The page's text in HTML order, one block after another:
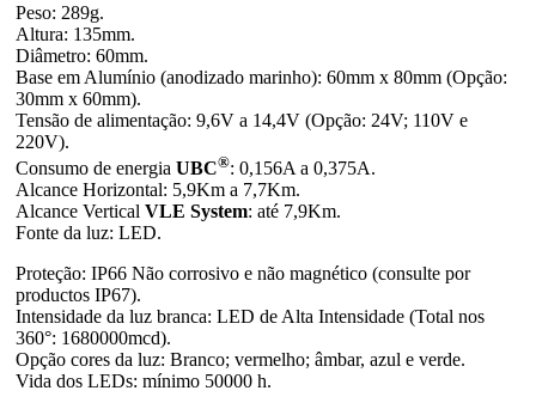
Peso: 289g.
Altura: 135mm.
Diâmetro: 60mm.
Base em Alumínio (anodizado marinho): 60mm x 80mm (Opção:
30mm x 60mm).
Tensão de alimentação: 9,6V a 14,4V (Opção: 24V; 110V e
220V).
Consumo de energia UBC®: 0,156A a 0,375A.
Alcance Horizontal: 5,9Km a 7,7Km.
Alcance Vertical VLE System: até 7,9Km.
Fonte da luz: LED.
Proteção: IP66 Não corrosivo e não magnético (consulte por
productos IP67).
Intensidade da luz branca: LED de Alta Intensidade (Total nos
360°: 1680000mcd).
Opção cores da luz: Branco; vermelho; âmbar, azul e verde.
Vida dos LEDs: mínimo 50000 h.